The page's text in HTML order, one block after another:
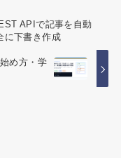
APIで記事を自動
に下書き作成
め方・学